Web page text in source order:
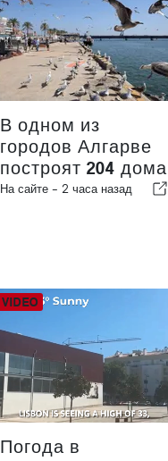
В одном из
городов Алгарве
построят 204 дома
На сайте - 2 часа назад
Погода в